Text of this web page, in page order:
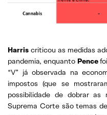
Harris criticou as medidas
pandemia, enquanto Pence
“V” já observada na
impostos (que se
possibilidade de dobrar as
Suprema Corte são temas